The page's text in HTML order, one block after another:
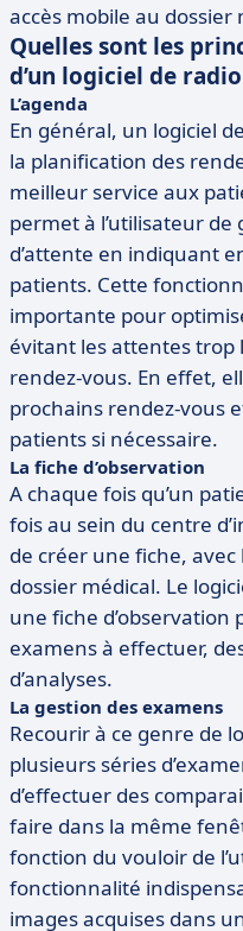
accès mobile au
Quelles sont les
d’un logiciel de
L’agenda
En général, un logiciel
la planification des
meilleur service aux
permet à l’utilisateur
d’attente en indiquant
patients. Cette
importante pour
évitant les attentes trop
rendez-vous. En effet,
prochains rendez-vous
patients si nécessaire.
La fiche d’observation
A chaque fois qu’un
fois au sein du centre
de créer une fiche, avec
dossier médical. Le
une fiche d’observation
examens à effectuer,
d’analyses.
La gestion des examens
Recourir à ce genre de
plusieurs séries
d’effectuer des
faire dans la même
fonction du vouloir de
fonctionnalité
images acquises dans